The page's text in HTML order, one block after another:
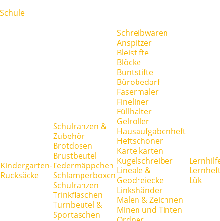
Schule
Kindergarten-
Rucksäcke
Schulranzen &
Zubehör
Brotdosen
Brustbeutel
Federmäppchen
Schlamperboxen
Schulranzen
Trinkflaschen
Turnbeutel &
Sportaschen
Schreibwaren
Anspitzer
Bleistifte
Blöcke
Buntstifte
Bürobedarf
Fasermaler
Fineliner
Füllhalter
Gelroller
Hausaufgabenheft
Heftschoner
Karteikarten
Kugelschreiber
Lineale &
Geodreiecke
Linkshänder
Malen & Zeichnen
Minen und Tinten
Lük